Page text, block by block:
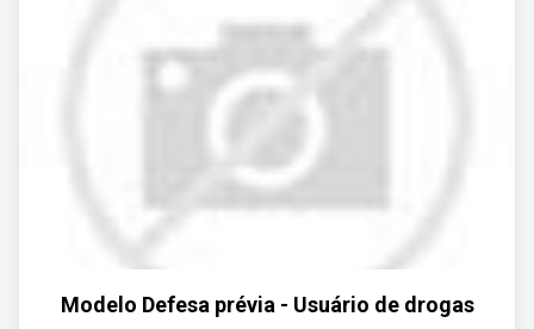
Modelo Defesa prévia - Usuário de drogas